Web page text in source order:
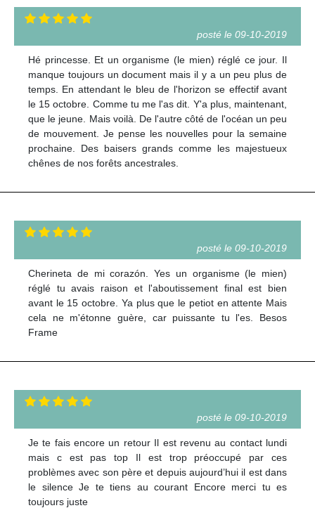
posté le 09-10-2019
Hé princesse. Et un organisme (le mien) réglé ce jour. Il
manque toujours un document mais il y a un peu plus de
temps. En attendant le bleu de l'horizon se effectif avant
le 15 octobre. Comme tu me l'as dit. Y'a plus, maintenant,
que le jeune. Mais voilà. De l'autre côté de l'océan un peu
de mouvement. Je pense les nouvelles pour la semaine
prochaine. Des baisers grands comme les majestueux
chênes de nos forêts ancestrales.
posté le 09-10-2019
Cherineta de mi corazón. Yes un organisme (le mien)
réglé tu avais raison et l'aboutissement final est bien
avant le 15 octobre. Ya plus que le petiot en attente Mais
cela ne m'étonne guère, car puissante tu l'es. Besos
Frame
posté le 09-10-2019
Je te fais encore un retour Il est revenu au contact lundi
mais c est pas top Il est trop préoccupé par ces
problèmes avec son père et depuis aujourd’hui il est dans
le silence Je te tiens au courant Encore merci tu es
toujours juste